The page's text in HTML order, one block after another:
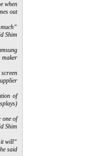
when
out.
Shim.
of
one of
Shim.
it will
said.